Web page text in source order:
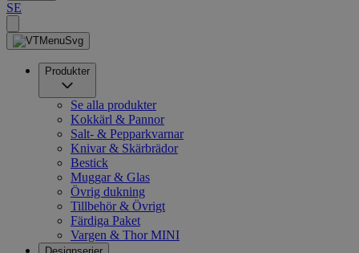
SE
Produkter
Se alla produkter
Kokkärl & Pannor
Salt- & Pepparkvarnar
Knivar & Skärbrädor
Bestick
Muggar & Glas
Övrig dukning
Tillbehör & Övrigt
Färdiga Paket
Vargen & Thor MINI